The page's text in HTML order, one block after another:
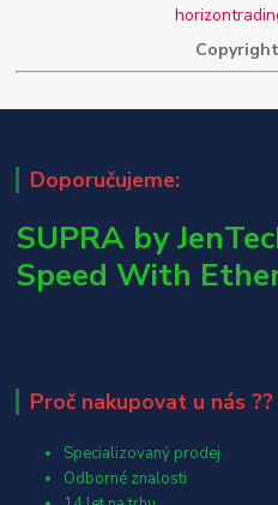
Doporučujeme:
SUPRA by
Speed With
Proč nakupovat u nás ??
Specializovaný prodej
Odborné znalosti